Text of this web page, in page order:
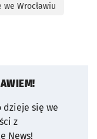
we Wrocławiu
dzieje się we
z
News!